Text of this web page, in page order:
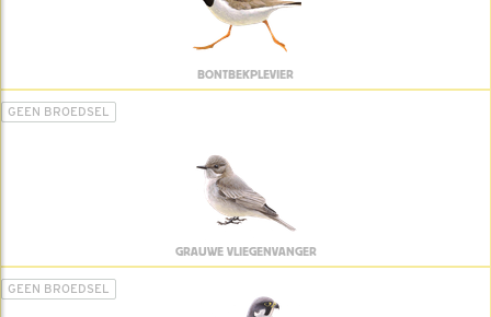
BONTBEKPLEVIER
GEEN BROEDSEL
GRAUWE VLIEGENVANGER
GEEN BROEDSEL